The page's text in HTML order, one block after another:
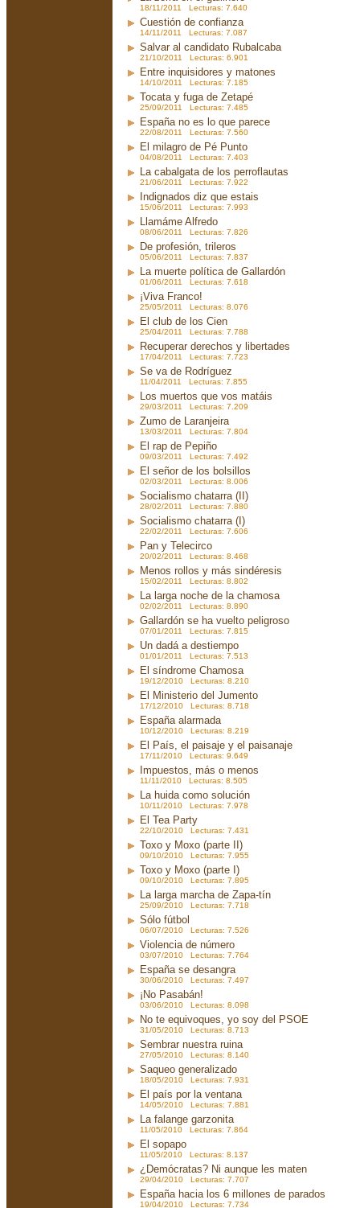
18/11/2011 Lecturas: 7.640
Cuestión de confianza
14/11/2011 Lecturas: 7.087
Salvar al candidato Rubalcaba
21/10/2011 Lecturas: 6.901
Entre inquisidores y matones
14/10/2011 Lecturas: 7.185
Tocata y fuga de Zetapé
25/09/2011 Lecturas: 7.485
España no es lo que parece
22/08/2011 Lecturas: 7.560
El milagro de Pé Punto
04/08/2011 Lecturas: 7.403
La cabalgata de los perroflautas
21/06/2011 Lecturas: 7.922
Indignados diz que estais
15/06/2011 Lecturas: 7.993
Llamáme Alfredo
08/06/2011 Lecturas: 7.826
De profesión, trileros
05/06/2011 Lecturas: 7.837
La muerte política de Gallardón
01/06/2011 Lecturas: 7.618
¡Viva Franco!
25/05/2011 Lecturas: 8.076
El club de los Cien
25/04/2011 Lecturas: 7.788
Recuperar derechos y libertades
17/04/2011 Lecturas: 7.723
Se va de Rodríguez
11/04/2011 Lecturas: 7.855
Los muertos que vos matáis
29/03/2011 Lecturas: 7.209
Zumo de Laranjeira
13/03/2011 Lecturas: 7.804
El rap de Pepiño
09/03/2011 Lecturas: 7.492
El señor de los bolsillos
02/03/2011 Lecturas: 8.006
Socialismo chatarra (II)
28/02/2011 Lecturas: 7.880
Socialismo chatarra (I)
22/02/2011 Lecturas: 7.606
Pan y Telecirco
20/02/2011 Lecturas: 8.468
Menos rollos y más sindéresis
15/02/2011 Lecturas: 8.802
La larga noche de la chamosa
02/02/2011 Lecturas: 8.890
Gallardón se ha vuelto peligroso
07/01/2011 Lecturas: 7.815
Un dadá a destiempo
01/01/2011 Lecturas: 7.513
El síndrome Chamosa
19/12/2010 Lecturas: 8.210
El Ministerio del Jumento
17/12/2010 Lecturas: 8.718
España alarmada
10/12/2010 Lecturas: 8.219
El País, el paisaje y el paisanaje
17/11/2010 Lecturas: 9.649
Impuestos, más o menos
11/11/2010 Lecturas: 8.505
La huida como solución
10/11/2010 Lecturas: 7.978
El Tea Party
22/10/2010 Lecturas: 7.431
Toxo y Moxo (parte II)
09/10/2010 Lecturas: 7.955
Toxo y Moxo (parte I)
09/10/2010 Lecturas: 7.895
La larga marcha de Zapa-tín
25/09/2010 Lecturas: 7.718
Sólo fútbol
06/07/2010 Lecturas: 7.526
Violencia de número
03/07/2010 Lecturas: 7.764
España se desangra
30/06/2010 Lecturas: 7.497
¡No Pasabán!
03/06/2010 Lecturas: 8.098
No te equivoques, yo soy del PSOE
31/05/2010 Lecturas: 8.713
Sembrar nuestra ruina
27/05/2010 Lecturas: 8.140
Saqueo generalizado
18/05/2010 Lecturas: 7.931
El país por la ventana
14/05/2010 Lecturas: 7.881
La falange garzonita
11/05/2010 Lecturas: 7.864
El sopapo
11/05/2010 Lecturas: 8.137
¿Demócratas? Ni aunque les maten
29/04/2010 Lecturas: 7.707
España hacia los 6 millones de parados
19/04/2010 Lecturas: 7.734